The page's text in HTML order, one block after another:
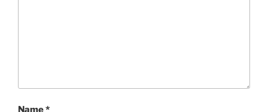
Name*